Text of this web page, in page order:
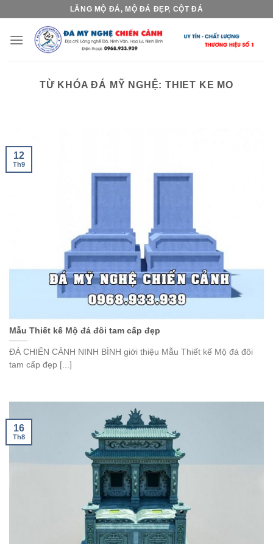
content
LĂNG MỘ ĐÁ, MỘ ĐÁ ĐẸP, CỘT ĐÁ
TỪ KHÓA ĐÁ MỸ NGHỆ:THIET KE MO
Mẫu Thiết kế Mộ đá đôi tam cấp đẹp
ĐÁ CHIẾN CẢNH NINH BÌNH giới thiệu Mẫu Thiết kế Mộ đá đôi
tam cấp đẹp [...]
12
Th9
16
Th8